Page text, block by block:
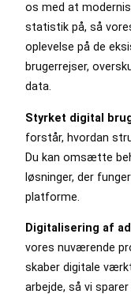
os med at
statistik på, så
oplevelse på de
brugerrejser,
data.
Styrket digital
forstår, hvordan
Du kan omsætte
løsninger, der
platforme.
Digitalisering af
vores nuværende
skaber digitale
arbejde, så vi